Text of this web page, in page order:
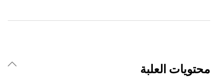
محتويات العلبة